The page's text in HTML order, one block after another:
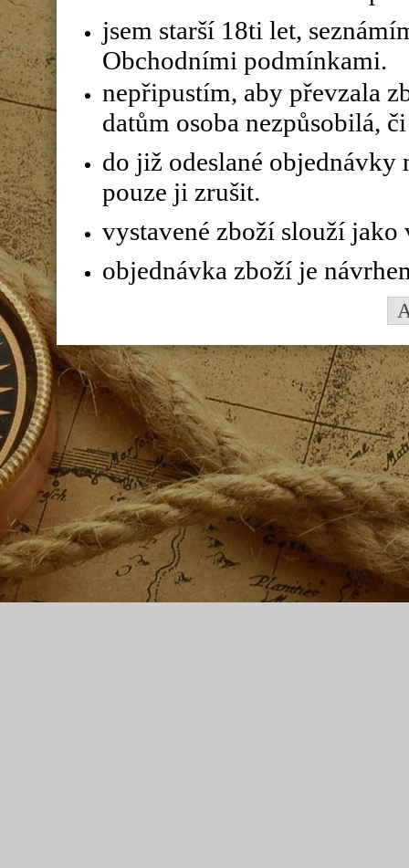
jsem starší 18ti let,
Obchodními podmínkami.
nepřipustím, aby převzala
datům osoba nezpůsobilá,
do již odeslané objednávky
pouze ji zrušit.
vystavené zboží slouží
objednávka zboží je